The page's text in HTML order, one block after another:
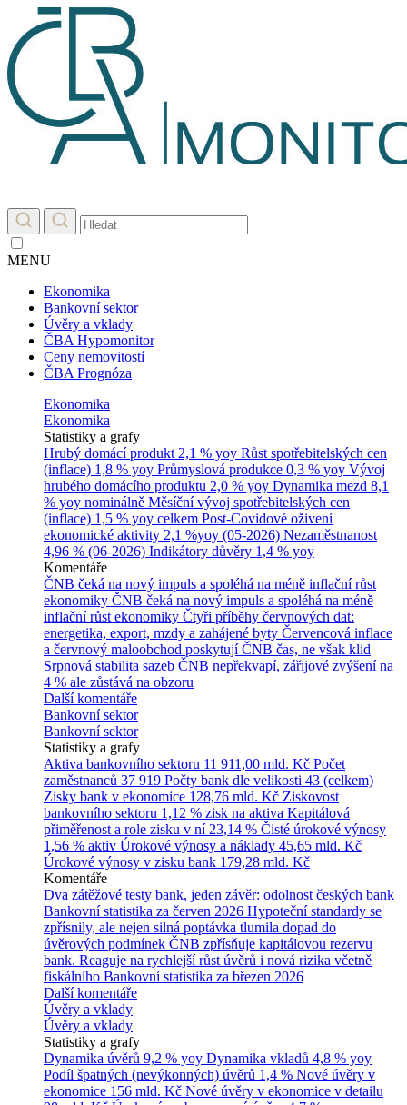
MENU
Ekonomika
Bankovní sektor
Úvěry a vklady
ČBA Hypomonitor
Ceny nemovitostí
ČBA Prognóza
Ekonomika
Ekonomika
Statistiky a grafy
Hrubý domácí produkt 2,1 % yoy Růst spotřebitelských cen
(inflace) 1,8 % yoy Průmyslová produkce 0,3 % yoy Vývoj
hrubého domácího produktu 2,0 % yoy Dynamika mezd 8,1
% yoy nominálně Měsíční vývoj spotřebitelských cen
(inflace) 1,5 % yoy celkem Post-Covidové oživení
ekonomické aktivity 2,1 %yoy (05-2026) Nezaměstnanost
4,96 % (06-2026) Indikátory důvěry 1,4 % yoy
Komentáře
ČNB čeká na nový impuls a spoléhá na méně inflační růst
ekonomiky ČNB čeká na nový impuls a spoléhá na méně
inflační růst ekonomiky Čtyři příběhy červnových dat:
energetika, export, mzdy a zahájené byty Červencová inflace
a červnový maloobchod poskytují ČNB čas, ne však klid
Srpnová stabilita sazeb ČNB nepřekvapí, zářijové zvýšení na
4 % ale zůstává na obzoru
Další komentáře
Bankovní sektor
Bankovní sektor
Statistiky a grafy
Aktiva bankovního sektoru 11 911,00 mld. Kč Počet
zaměstnanců 37 919 Počty bank dle velikosti 43 (celkem)
Zisky bank v ekonomice 128,76 mld. Kč Ziskovost
bankovního sektoru 1,12 % zisk na aktiva Kapitálová
přiměřenost a role zisku v ní 23,14 % Čisté úrokové výnosy
1,56 % aktiv Úrokové výnosy a náklady 45,65 mld. Kč
Úrokové výnosy v zisku bank 179,28 mld. Kč
Komentáře
Dva zátěžové testy bank, jeden závěr: odolnost českých bank
Bankovní statistika za červen 2026 Hypoteční standardy se
zpřísnily, ale nejen silná poptávka tlumila dopad do
úvěrových podmínek ČNB zpřísňuje kapitálovou rezervu
bank. Reaguje na rychlejší růst úvěrů i nová rizika včetně
fiskálního Bankovní statistika za březen 2026
Další komentáře
Úvěry a vklady
Úvěry a vklady
Statistiky a grafy
Dynamika úvěrů 9,2 % yoy Dynamika vkladů 4,8 % yoy
Podíl špatných (nevýkonných) úvěrů 1,4 % Nové úvěry v
ekonomice 156 mld. Kč Nové úvěry v ekonomice v detailu